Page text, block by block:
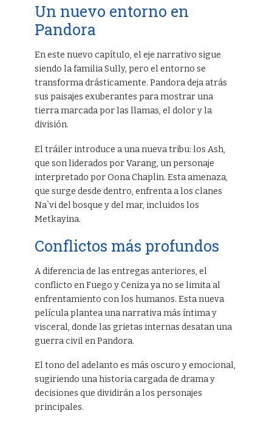
Un nuevo entorno en
Pandora
En este nuevo capítulo, el eje narrativo sigue
siendo la familia Sully, pero el entorno se
transforma drásticamente. Pandora deja atrás
sus paisajes exuberantes para mostrar una
tierra marcada por las llamas, el dolor y la
división.
El tráiler introduce a una nueva tribu: los Ash,
que son liderados por Varang, un personaje
interpretado por Oona Chaplin. Esta amenaza,
que surge desde dentro, enfrenta a los clanes
Na`vi del bosque y del mar, incluidos los
Metkayina.
Conflictos más profundos
A diferencia de las entregas anteriores, el
conflicto en Fuego y Ceniza ya no se limita al
enfrentamiento con los humanos. Esta nueva
película plantea una narrativa más íntima y
visceral, donde las grietas internas desatan una
guerra civil en Pandora.
El tono del adelanto es más oscuro y emocional,
sugiriendo una historia cargada de drama y
decisiones que dividirán a los personajes
principales.